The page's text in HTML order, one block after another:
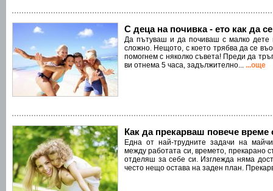
С деца на почивка - ето как да
Да пътуваш и да почиваш с малко дете
сложно. Нещото, с което трябва да се
помогнем с няколко съвета! Преди да
ви отнема 5 часа, задължително... ...още
Как да прекарваш повече време
Една от най-трудните задачи на
между работата си, времето, прекарано
отделяш за себе си. Изглежда няма
често нещо остава на заден план.